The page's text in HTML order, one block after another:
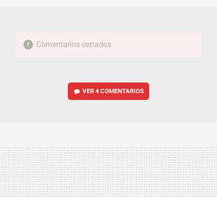
Comentarios cerrados
VER4 COMENTARIOS